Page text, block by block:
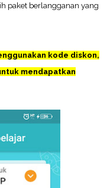
paket berlangganan yang
kode diskon,
mendapatkan